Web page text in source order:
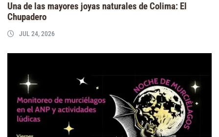
Una de las mayores joyas naturales de Colima: El
Chupadero
JUL 24, 2026